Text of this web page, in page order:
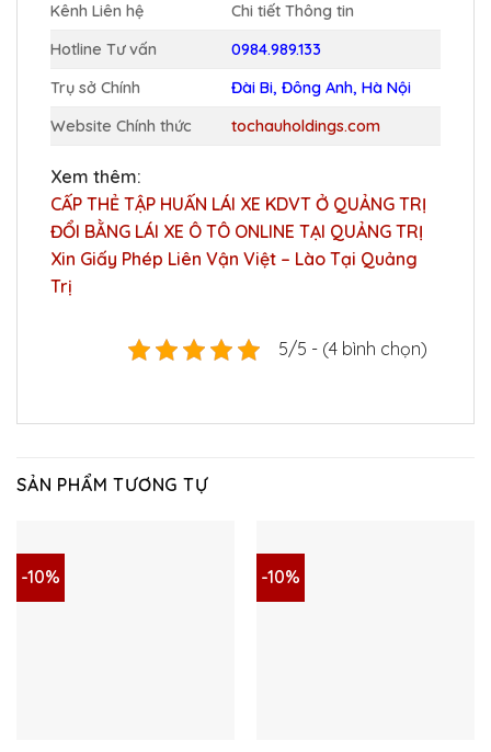
Kênh Liên hệ
Chi tiết Thông tin
Hotline Tư vấn
0984.989.133
Trụ sở Chính
Đài Bi, Đông Anh, Hà Nội
Website Chính thức
tochauholdings.com
Xem thêm:
CẤP THẺ TẬP HUẤN LÁI XE KDVT Ở QUẢNG TRỊ
ĐỔI BẰNG LÁI XE Ô TÔ ONLINE TẠI QUẢNG TRỊ
Xin Giấy Phép Liên Vận Việt – Lào Tại Quảng
Trị
5/5 - (4 bình chọn)
SẢN PHẨM TƯƠNG TỰ
-10% -10%